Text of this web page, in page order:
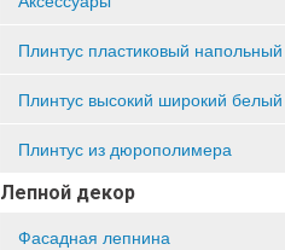
Плинтус пластиковый напольный
Плинтус высокий широкий
Плинтус из дюрополимера
Лепной декор
Фасадная лепнина